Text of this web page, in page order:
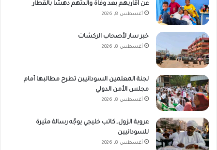
عن أقاربهم بعد وفاة والدتهم دهسًا بالقطار
أغسطس 8, 2026
خبر سار لأصحاب الركشات
أغسطس 8, 2026
لجنة المعلمين السودانيين تطرح مطالبها أمام
مجلس الأمن الدولي
أغسطس 8, 2026
عروبة الزول..كاتب خليجي يوجّه رسالة مثيرة
للسودانيين
أغسطس 8, 2026